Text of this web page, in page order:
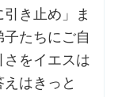
き止め」ま
たちにご自
をイエスは
はきっと